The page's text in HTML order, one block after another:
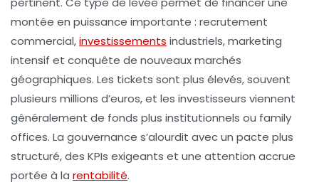
montée en puissance importante : recrutement
commercial,investissements industriels, marketing
intensif et conquête de nouveaux marchés
géographiques. Les tickets sont plus élevés, souvent
plusieurs millions d’euros, et les investisseurs viennent
généralement de fonds plus institutionnels ou family
offices. La gouvernance s’alourdit avec un pacte plus
structuré, des KPIs exigeants et une attention accrue
portée à la rentabilité.